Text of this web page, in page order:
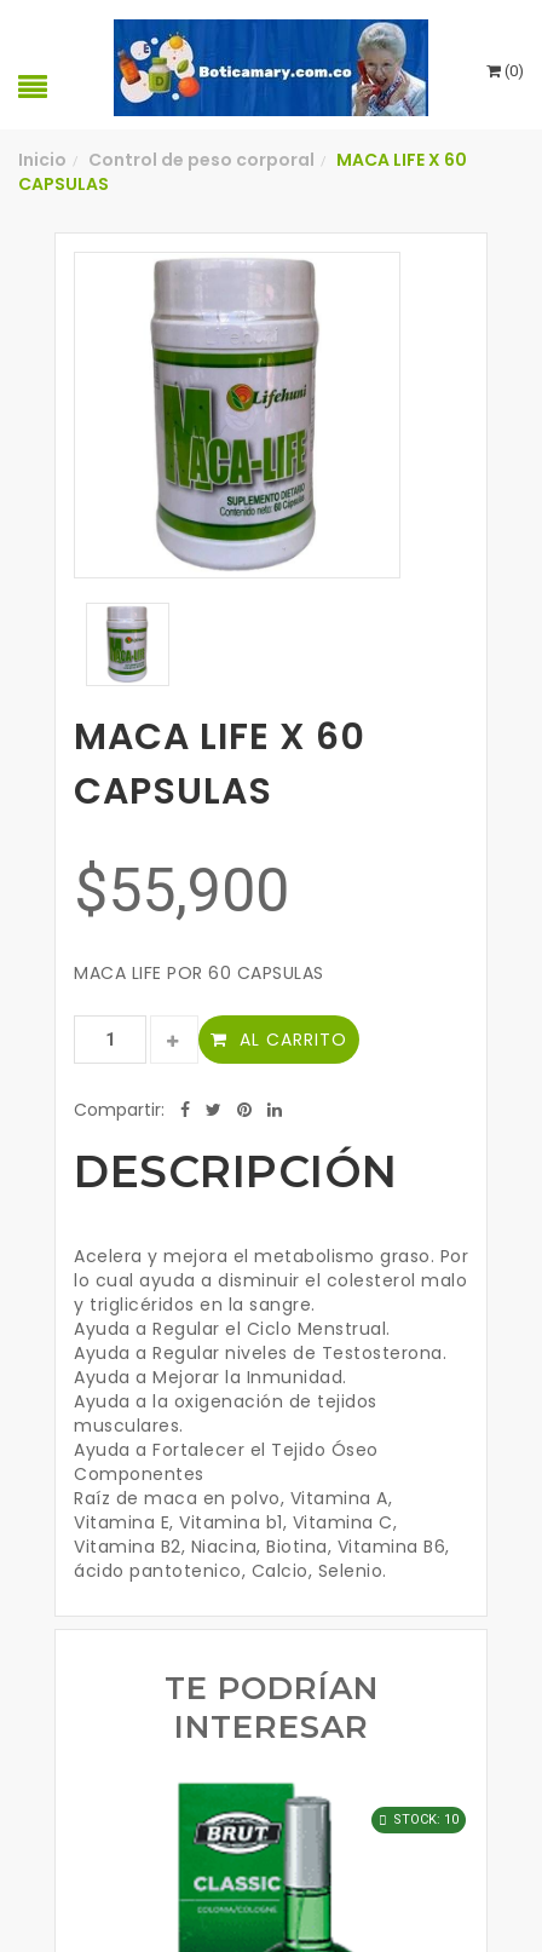
(0)
Inicio / Control de peso corporal /
MACA LIFE X 60
CAPSULAS
MACA LIFE X 60
CAPSULAS
$55,900
MACA LIFE POR 60 CAPSULAS
AL CARRITO
Compartir:
DESCRIPCIÓN
Acelera y mejora el metabolismo graso. Por
lo cual ayuda a disminuir el colesterol malo
y triglicéridos en la sangre.
Ayuda a Regular el Ciclo Menstrual.
Ayuda a Regular niveles de Testosterona.
Ayuda a Mejorar la Inmunidad.
Ayuda a la oxigenación de tejidos
musculares.
Ayuda a Fortalecer el Tejido Óseo
Componentes
Raíz de maca en polvo, Vitamina A,
Vitamina E, Vitamina b1, Vitamina C,
Vitamina B2, Niacina, Biotina, Vitamina B6,
ácido pantotenico, Calcio, Selenio.
TE PODRÍAN
INTERESAR
STOCK: 10